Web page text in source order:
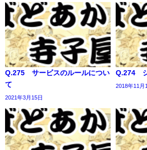
Q.275 サービスのルールについ
て
2021年3月15日
Q.274
2018年11月